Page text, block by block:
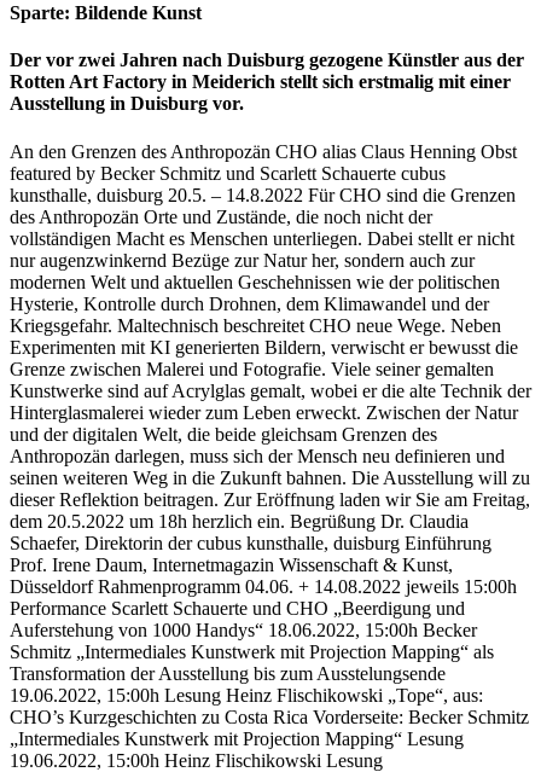
Sparte: Bildende Kunst
Der vor zwei Jahren nach Duisburg gezogene Künstler aus der
Rotten Art Factory in Meiderich stellt sich erstmalig mit einer
Ausstellung in Duisburg vor.
An den Grenzen des Anthropozän CHO alias Claus Henning Obst
featured by Becker Schmitz und Scarlett Schauerte cubus
kunsthalle, duisburg 20.5. – 14.8.2022 Für CHO sind die Grenzen
des Anthropozän Orte und Zustände, die noch nicht der
vollständigen Macht es Menschen unterliegen. Dabei stellt er nicht
nur augenzwinkernd Bezüge zur Natur her, sondern auch zur
modernen Welt und aktuellen Geschehnissen wie der politischen
Hysterie, Kontrolle durch Drohnen, dem Klimawandel und der
Kriegsgefahr. Maltechnisch beschreitet CHO neue Wege. Neben
Experimenten mit KI generierten Bildern, verwischt er bewusst die
Grenze zwischen Malerei und Fotografie. Viele seiner gemalten
Kunstwerke sind auf Acrylglas gemalt, wobei er die alte Technik der
Hinterglasmalerei wieder zum Leben erweckt. Zwischen der Natur
und der digitalen Welt, die beide gleichsam Grenzen des
Anthropozän darlegen, muss sich der Mensch neu definieren und
seinen weiteren Weg in die Zukunft bahnen. Die Ausstellung will zu
dieser Reflektion beitragen. Zur Eröffnung laden wir Sie am Freitag,
dem 20.5.2022 um 18h herzlich ein. Begrüßung Dr. Claudia
Schaefer, Direktorin der cubus kunsthalle, duisburg Einführung
Prof. Irene Daum, Internetmagazin Wissenschaft & Kunst,
Düsseldorf Rahmenprogramm 04.06. + 14.08.2022 jeweils 15:00h
Performance Scarlett Schauerte und CHO „Beerdigung und
Auferstehung von 1000 Handys“ 18.06.2022, 15:00h Becker
Schmitz „Intermediales Kunstwerk mit Projection Mapping“ als
Transformation der Ausstellung bis zum Ausstelungsende
19.06.2022, 15:00h Lesung Heinz Flischikowski „Tope“, aus:
CHO’s Kurzgeschichten zu Costa Rica Vorderseite: Becker Schmitz
„Intermediales Kunstwerk mit Projection Mapping“ Lesung
19.06.2022, 15:00h Heinz Flischikowski Lesung